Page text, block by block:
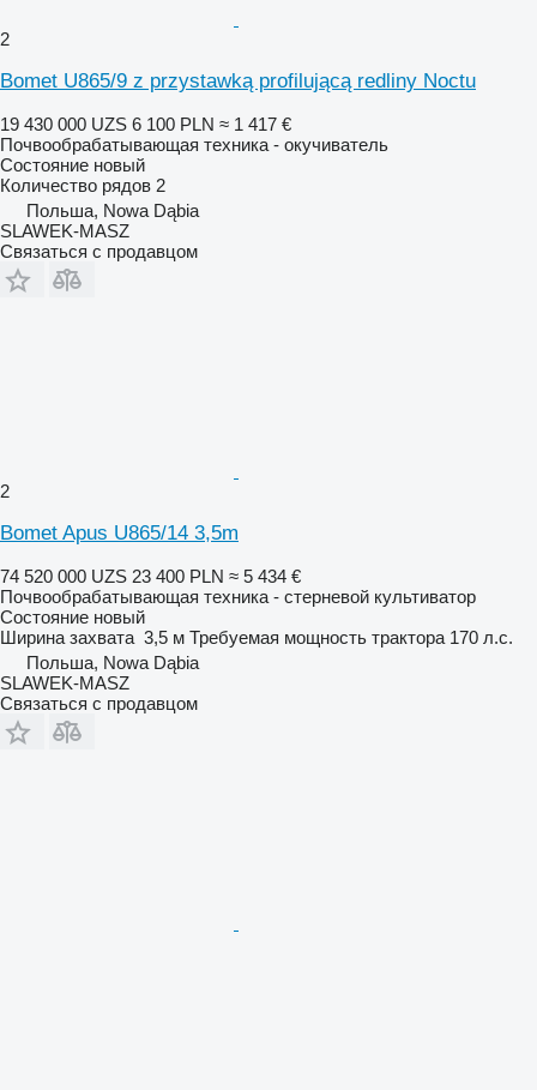
2
Bomet U865/9 z przystawką profilującą redliny Noctu
19 430 000 UZS 6 100 PLN ≈ 1 417 €
Почвообрабатывающая техника - окучиватель
Состояние новый
Количество рядов 2
Польша, Nowa Dąbia
SLAWEK-MASZ
Связаться с продавцом
2
Bomet Apus U865/14 3,5m
74 520 000 UZS 23 400 PLN ≈ 5 434 €
Почвообрабатывающая техника - стерневой культиватор
Состояние новый
Ширина захвата 3,5 м Требуемая мощность трактора 170 л.с.
Польша, Nowa Dąbia
SLAWEK-MASZ
Связаться с продавцом